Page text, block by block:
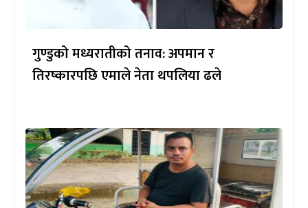
गुण्डुको मध्यरातीको तनाव: अपमान र
तिरष्कारपछि एमाले नेता थपलिया ढले